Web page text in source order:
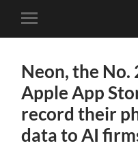
Toggle
mobile
Neon, the No.
Apple App
record their
data to AI